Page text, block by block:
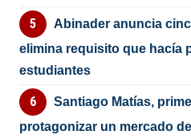
Abinader anuncia
elimina requisito que hacía
estudiantes
Santiago Matías,
protagonizar un mercado